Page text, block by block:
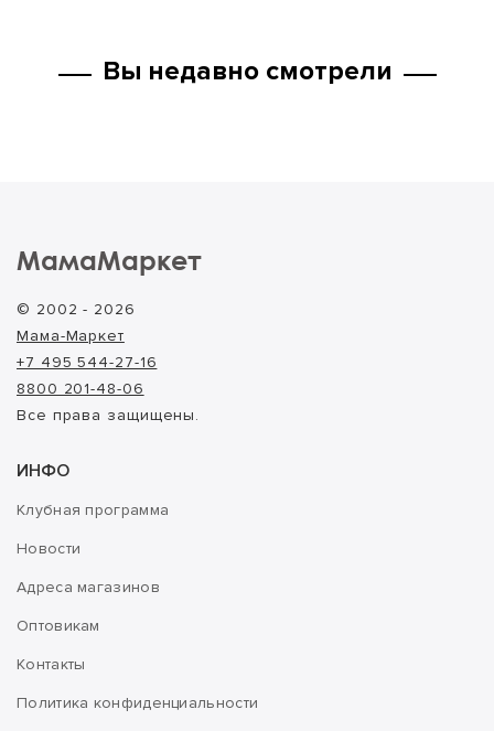
Вы недавно смотрели
МамаМаркет
© 2002 - 2026
Мама-Маркет
+7 495 544-27-16
8800 201-48-06
Все права защищены.
ИНФО
Клубная программа
Новости
Адреса магазинов
Оптовикам
Контакты
Политика конфиденциальности